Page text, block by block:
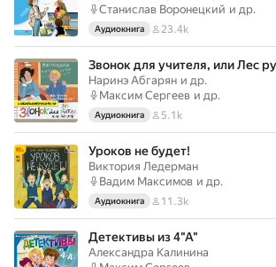
Станислав Воронецкий и др.
Аудиокнига 23.4k
Звонок для учителя, или Лес
Наринэ Абгарян и др.
Максим Сергеев и др.
Аудиокнига 5.1k
Уроков не будет!
Виктория Ледерман
Вадим Максимов и др.
Аудиокнига 11.3k
Детективы из 4"А"
Александра Калинина